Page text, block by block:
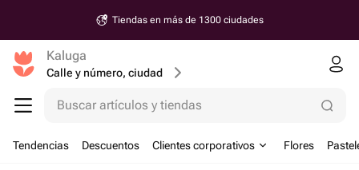
Tiendas en más de 1300 ciudades
Kaluga
Calle y número, ciudad
Buscar artículos y tiendas
Tendencias Descuentos Clientes corporativos Flores